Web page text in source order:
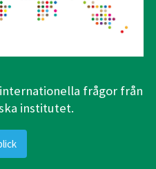
frågor från
institutet.